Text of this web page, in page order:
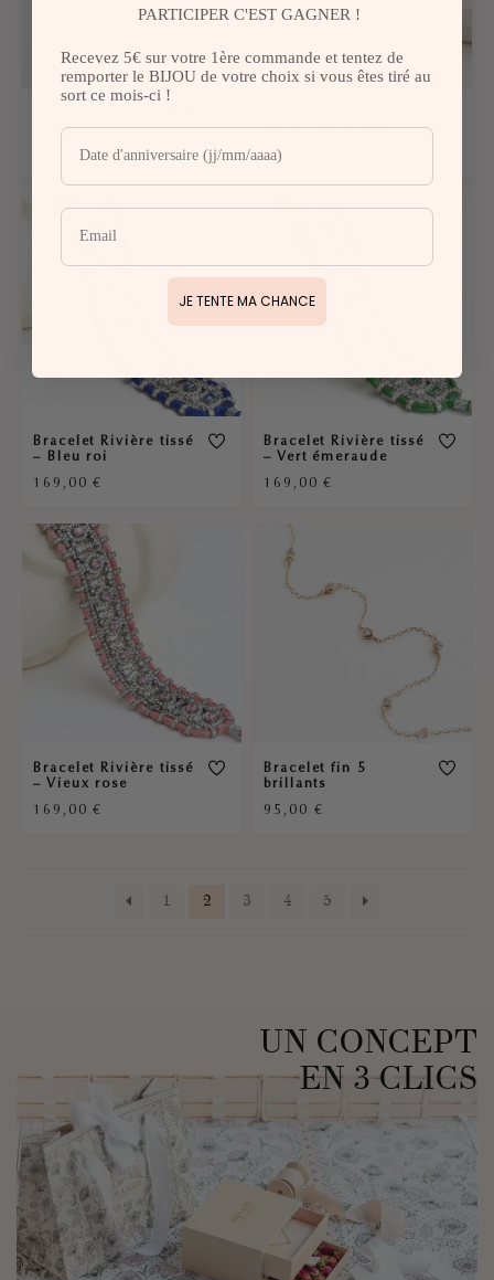
déco – En Argent
129,00
Bracelet Rivière tissé
– Bleu roi
169,00€
Bracelet Rivière tissé
– Vert émeraude
169,00€
Bracelet Rivière tissé
– Vieux rose
169,00€
Bracelet fin 5
brillants
95,00 €
1 2 3 4 5
UN CONCEPT
EN 3 CLICS
PARTICIPER C'EST GAGNER !
Recevez 5€ sur votre 1ère commande et tentez de
remporter le BIJOU de votre choix si vous êtes tiré au
sort ce mois-ci !
JE TENTE MA CHANCE